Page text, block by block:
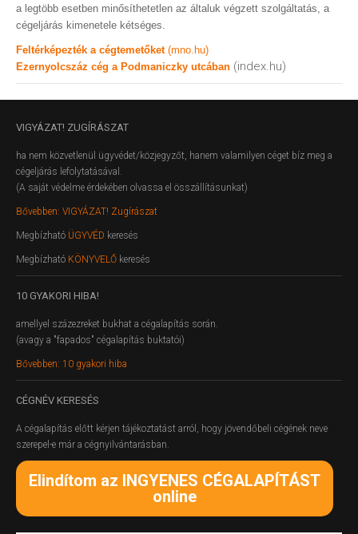
a legtöbb esetben minősíthetetlen az általuk végzett szolgáltatás, a
cégeljárás kimenetele kétséges.
Feltérképezték a cégtemetőket (mno.hu)
Ezernyolcszáz cég a Podmaniczky utcában (index.hu)
VIGYÁZAT! ZUGÍRÁSZAT
ha nem közvetlenül ügyvédet/közjegyzőt, hanem valamilyen céget bíz meg a
cégeljárás lefolytatásával.
(A saját védelme érdekében olvassa el összállításunkat)
Bővebben: VIGYÁZAT! Zugírászat
Megbízható ÜGYVÉD keresés
Megbízható KÖNYVELŐ keresés
10 GYAKORI HIBA!
amellyel százezreket bukhat a cégalapítás során.
(avagy a "fapados" cégalapítás buktatói)
Bővebben: 10 gyakori hiba
CÉGNÉV KERESÉS
A cégalapítás előtt kérjen tájékoztatást arról, hogy jövendőbeli cégének neve
szerepel-e már a cégnyilvántarásban.
Elindítom az INGYENES CÉGALAPÍTÁST
online